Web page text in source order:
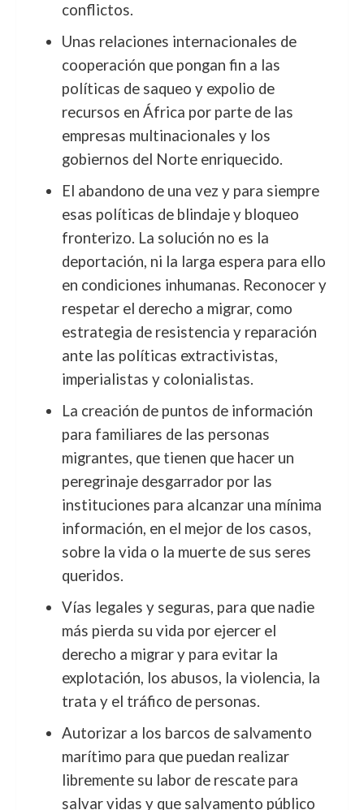
conflictos.
Unas relaciones internacionales de
cooperación que pongan fin a las
políticas de saqueo y expolio de
recursos en África por parte de las
empresas multinacionales y los
gobiernos del Norte enriquecido.
El abandono de una vez y para siempre
esas políticas de blindaje y bloqueo
fronterizo. La solución no es la
deportación, ni la larga espera para ello
en condiciones inhumanas. Reconocer y
respetar el derecho a migrar, como
estrategia de resistencia y reparación
ante las políticas extractivistas,
imperialistas y colonialistas.
La creación de puntos de información
para familiares de las personas
migrantes, que tienen que hacer un
peregrinaje desgarrador por las
instituciones para alcanzar una mínima
información, en el mejor de los casos,
sobre la vida o la muerte de sus seres
queridos.
Vías legales y seguras, para que nadie
más pierda su vida por ejercer el
derecho a migrar y para evitar la
explotación, los abusos, la violencia, la
trata y el tráfico de personas.
Autorizar a los barcos de salvamento
marítimo para que puedan realizar
libremente su labor de rescate para
salvar vidas y que salvamento público